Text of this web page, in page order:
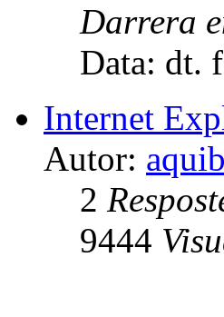
Darrera
Data: dt.
Internet
Autor:
2
9444